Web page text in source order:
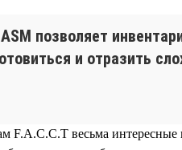
позволяет
и отразить
F.A.C.C.T весьма